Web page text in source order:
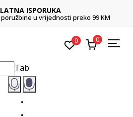
ISPORUKA
u vrijednosti preko 99 KM
0 0
Tab